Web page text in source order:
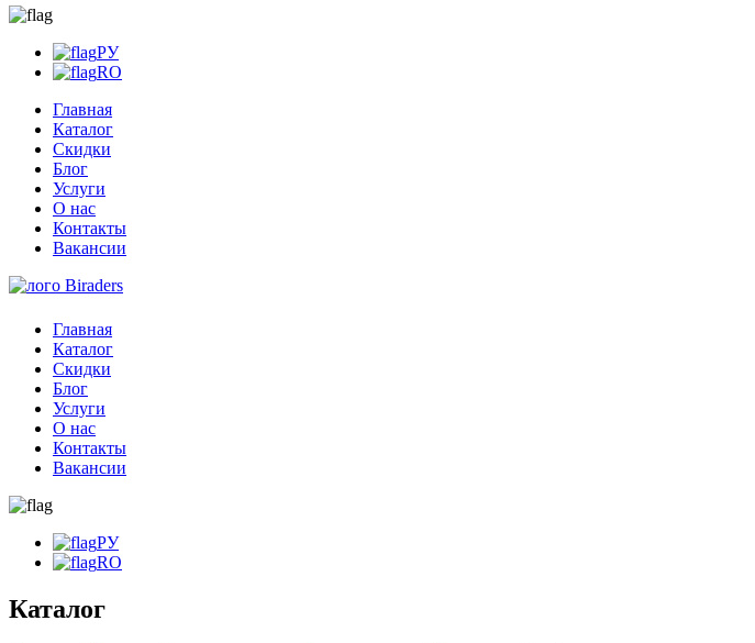
РУ
RO
Главная
Каталог
Скидки
Блог
Услуги
О нас
Контакты
Вакансии
Главная
Каталог
Скидки
Блог
Услуги
О нас
Контакты
Вакансии
РУ
RO
Каталог